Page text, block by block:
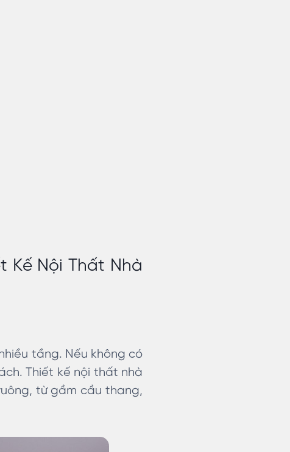
Kế Nội Thất Nhà
tầng. Nếu không có
Thiết kế nội thất nhà
từ gầm cầu thang,